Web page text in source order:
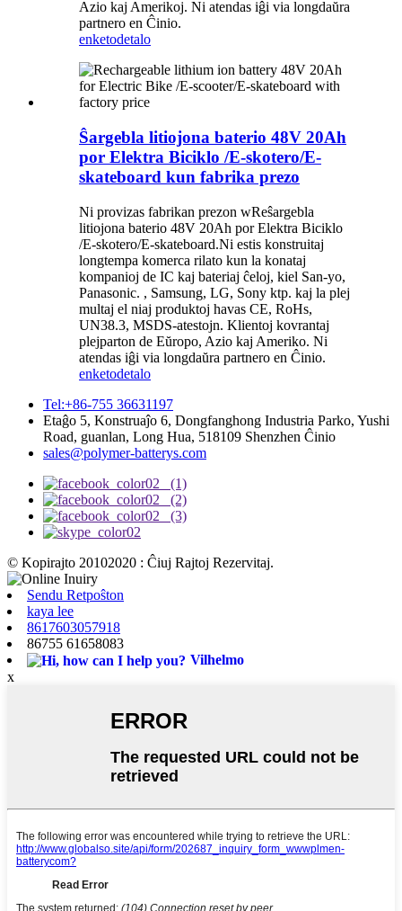
Azio kaj Amerikoj. Ni atendas iĝi via longdaŭra
partnero en Ĉinio.
enketodetalo
Ŝargebla litiojona baterio 48V 20Ah
por Elektra Biciklo /E-skotero/E-
skateboard kun fabrika prezo
Ni provizas fabrikan prezon wReŝargebla
litiojona baterio 48V 20Ah por Elektra Biciklo
/E-skotero/E-skateboard.Ni estis konstruitaj
longtempa komerca rilato kun la konataj
kompanioj de IC kaj bateriaj ĉeloj, kiel San-yo,
Panasonic. , Samsung, LG, Sony ktp. kaj la plej
multaj el niaj produktoj havas CE, RoHs,
UN38.3, MSDS-atestojn. Klientoj kovrantaj
plejparton de Eŭropo, Azio kaj Ameriko. Ni
atendas iĝi via longdaŭra partnero en Ĉinio.
enketodetalo
Tel:+86-755 36631197
Etaĝo 5, Konstruaĵo 6, Dongfanghong Industria Parko, Yushi
Road, guanlan, Long Hua, 518109 Shenzhen Ĉinio
sales@polymer-batterys.com
© Kopirajto 20102020 : Ĉiuj Rajtoj Rezervitaj.
Sendu Retpoŝton
kaya lee
8617603057918
86755 61658083
Vilhelmo
x